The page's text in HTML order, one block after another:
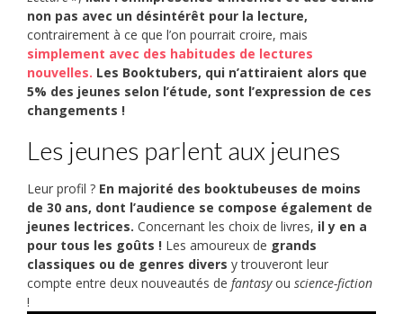
non pas avec un désintérêt pour la lecture,
contrairement à ce que l’on pourrait croire, mais
simplement avec des habitudes de lectures
nouvelles. Les Booktubers, qui n’attiraient alors que
5% des jeunes selon l’étude, sont l’expression de ces
changements !
Les jeunes parlent aux jeunes
Leur profil ? En majorité des booktubeuses de moins
de 30 ans, dont l’audience se compose également de
jeunes lectrices. Concernant les choix de livres, il y en a
pour tous les goûts ! Les amoureux de grands
classiques ou de genres divers y trouveront leur
compte entre deux nouveautés de fantasyou science-fiction
!